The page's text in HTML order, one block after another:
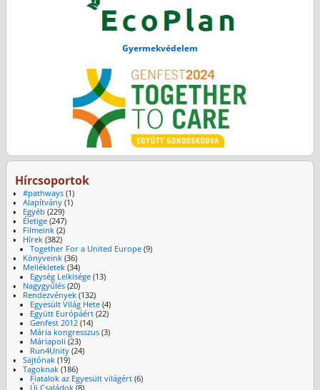
Gyermekvédelem
Hírcsoportok
#pathways(1)
Alapítvány(1)
Egyéb (229)
Életige(247)
Filmeink(2)
Hírek(382)
Together For a United Europe (9)
Könyveink(36)
Mellékletek(34)
Egység Lelkisége (13)
Nagygyűlés(20)
Rendezvények(132)
Egyesült Világ Hete (4)
Együtt Európáért (22)
Genfest 2012 (14)
Mária kongresszus (3)
Máriapoli (23)
Run4Unity (24)
Sajtónak(19)
Tagoknak(186)
Fiatalok az Egyesült világért (6)
Új Családok (8)